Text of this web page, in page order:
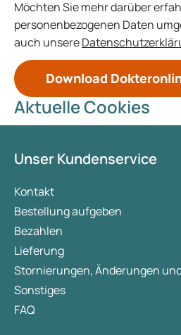
Möchten Sie mehr darüber
personenbezogenen Daten
auch unsere
Download
Aktuelle Cookies
Unser Kundenservice
Kontakt
Bestellung aufgeben
Bezahlen
Lieferung
Stornierungen, Änderungen
Sonstiges
FAQ